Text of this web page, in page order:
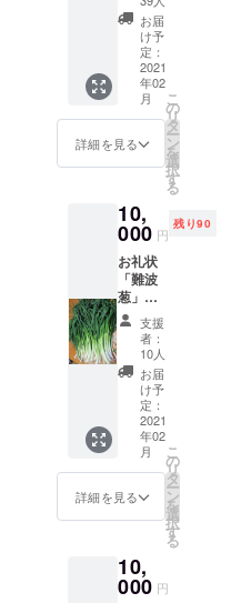
はイ
メー
ジ）
(株)）
「難波
ねぎ
スー
プ」
（幸南
食糧
(株)）
「難波
い」
（株式
会社良
品計
画） 上
記３種
類を５
セット
（写真
はイ
メー
ジ）
お届
け予
定：
2021
年02
月
詳細を見る
こ
の
リ
タ
ー
ン
を
選
択
す
る
10,
000 円
残り90
お礼状
「難波
葱」３
ｋｇ支援
者：
10人
お届
け予
定：
2021
年02
月
詳細を見る
こ
の
リ
タ
ー
ン
を
選
択
す
る
10,
000 円